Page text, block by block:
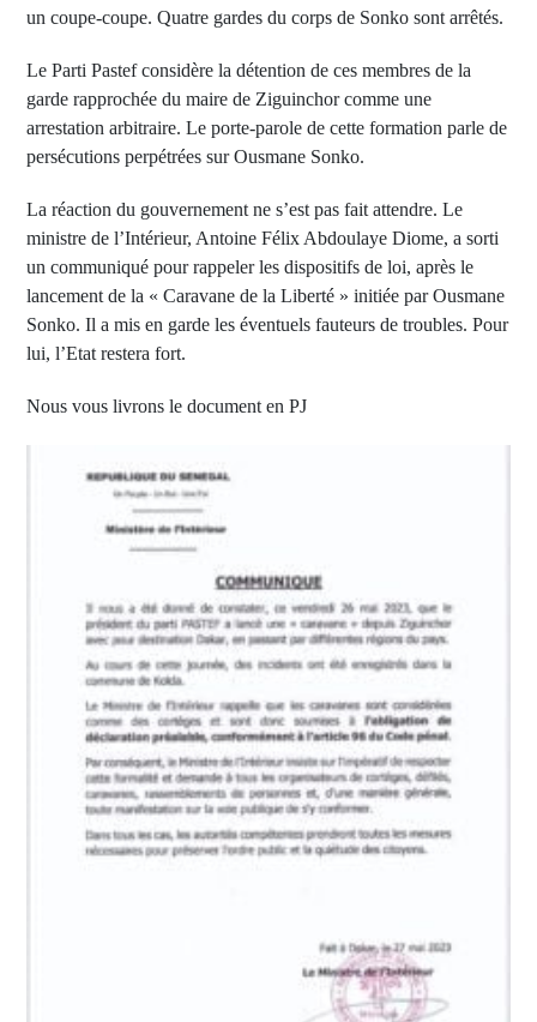
un coupe-coupe. Quatre gardes du corps de Sonko sont arrêtés.
Le Parti Pastef considère la détention de ces membres de la
garde rapprochée du maire de Ziguinchor comme une
arrestation arbitraire. Le porte-parole de cette formation parle de
persécutions perpétrées sur Ousmane Sonko.
La réaction du gouvernement ne s’est pas fait attendre. Le
ministre de l’Intérieur, Antoine Félix Abdoulaye Diome, a sorti
un communiqué pour rappeler les dispositifs de loi, après le
lancement de la « Caravane de la Liberté » initiée par Ousmane
Sonko. Il a mis en garde les éventuels fauteurs de troubles. Pour
lui, l’Etat restera fort.
Nous vous livrons le document en PJ